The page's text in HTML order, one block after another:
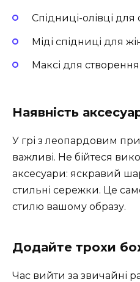
Спідниці-олівці для
Міді спідниці для
Максі для
Наявність
У грі з леопардовим
важливі. Не бійтеся
аксесуари: яскравий
стильні сережки. Це
стилю вашому образу.
Додайте трохи
Час вийти за звичайні